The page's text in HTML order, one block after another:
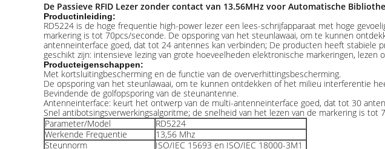
De Passieve RFID Lezer zonder contact van 13.56MHz voor Automatische
Productinleiding:
RD5224 is de hoge frequentie high-power lezer een lees-schrijfapparaat met hoge
markering is tot 70pcs/seconde. De opsporing van het steunlawaai, om te kunnen
antenneinterface goed, dat tot 24 antennes kan verbinden; De producten heeft stabiele
geschikt zijn: intensieve lezing van grote hoeveelheden elektronische markeringen, lezen
Producteigenschappen:
Met kortsluitingbescherming en de functie van de oververhittingsbescherming.
De opsporing van het steunlawaai, om te kunnen ontdekken of het milieu interferentie
Bevindende de golfopsporing van de steunantenne.
Antenneinterface: keurt het ontwerp van de multi-antenneinterface goed, dat tot 30
Snel antibotsingsverwerkingsalgoritme; de snelheid van het lezen van de markering is tot
Parameter/Model
RD5224
Werkende Frequentie
13,56 Mhz
Steunnorm
ISO/IEC 15693 en ISO/IEC 18000-3M1